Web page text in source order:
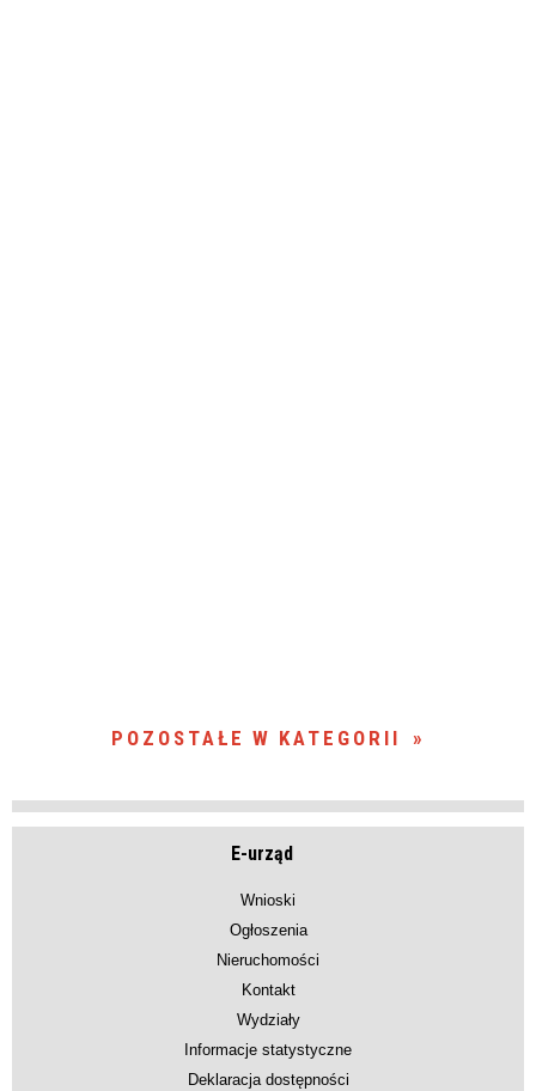
POZOSTAŁE W KATEGORII
E-urząd
Wnioski
Ogłoszenia
Nieruchomości
Kontakt
Wydziały
Informacje statystyczne
Deklaracja dostępności